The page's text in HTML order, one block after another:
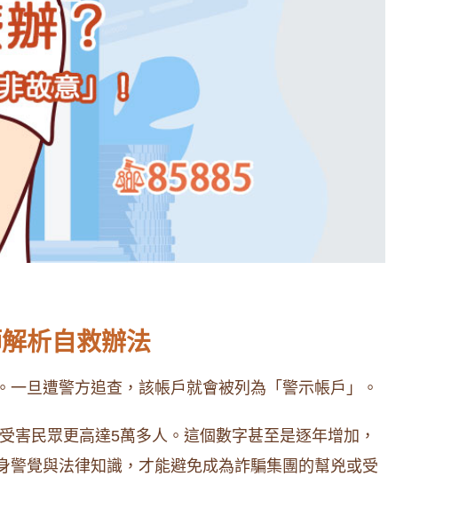
析自救辦法
旦遭警方追查，該帳戶就會被列為「警示帳戶」。
民眾更高達5萬多人。這個數字甚至是逐年增加，
覺與法律知識，才能避免成為詐騙集團的幫兇或受